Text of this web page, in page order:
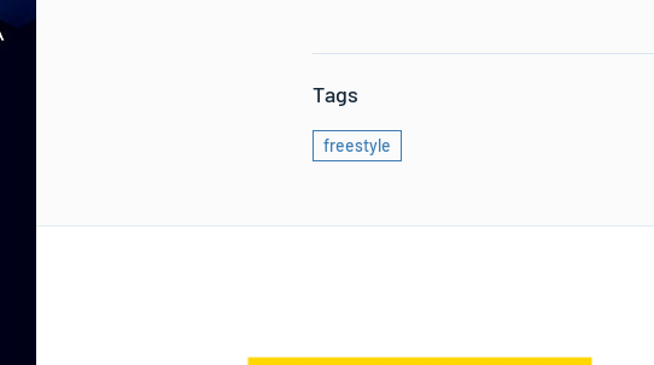
Tags
freestyle